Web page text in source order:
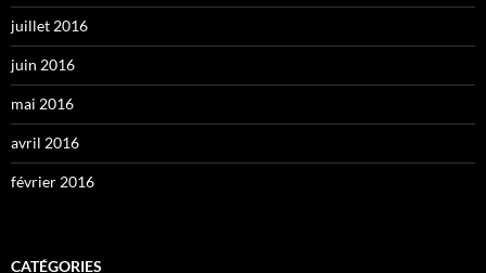
juillet 2016
juin 2016
mai 2016
avril 2016
février 2016
CATÉGORIES